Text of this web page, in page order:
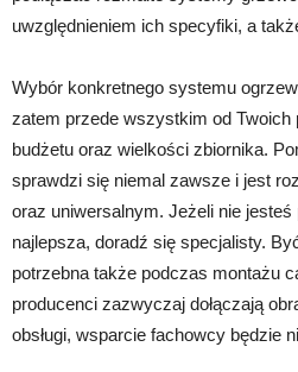
uwzględnieniem ich specyfiki, a
Wybór konkretnego systemu
zatem przede wszystkim od Twoich
budżetu oraz wielkości zbiornika.
sprawdzi się niemal zawsze i jest
oraz uniwersalnym. Jeżeli nie
najlepsza, doradź się specjalisty.
potrzebna także podczas montażu
producenci zazwyczaj dołączają
obsługi, wsparcie fachowcy będzie